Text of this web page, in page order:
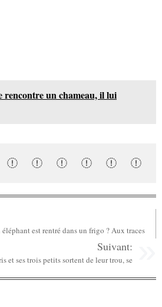
rencontre un chameau, il lui
est rentré dans un frigo ? Aux traces
Suivant:
et ses trois petits sortent de leur trou, se